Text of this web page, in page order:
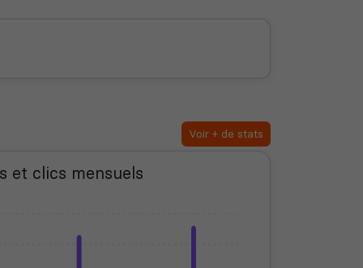
Voir + de stats
et clics mensuels